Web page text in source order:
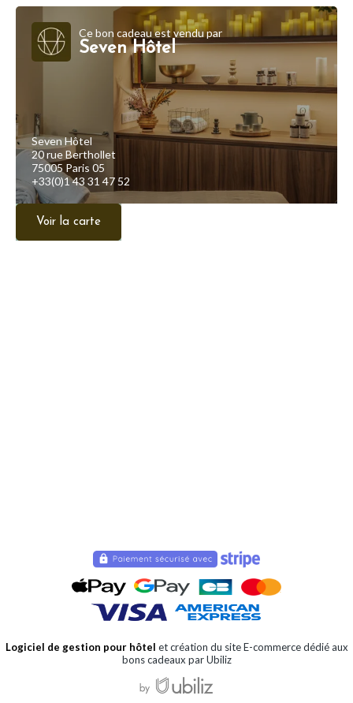
Ce bon cadeau est vendu par
Seven Hôtel
Seven Hôtel
20 rue Berthollet
75005 Paris 05
+33(0)1 43 31 47 52
Voir la carte
Logiciel de gestion pour hôtel et création du site E-commerce dédié aux
bons cadeaux par Ubiliz